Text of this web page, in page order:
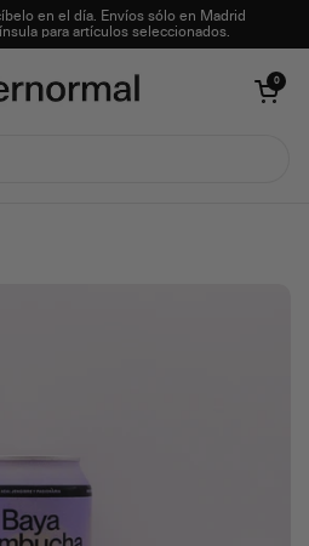
en el día. Envíos sólo en Madrid
para artículos seleccionados.
Abrir carrito
0